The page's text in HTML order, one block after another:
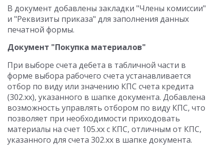
В документ добавлены закладки "Члены комиссии"
и "Реквизиты приказа" для заполнения данных
печатной формы.
Документ "Покупка материалов"
При выборе счета дебета в табличной части в
форме выбора рабочего счета устанавливается
отбор по виду или значению КПС счета кредита
(302.хх), указанного в шапке документа. Добавлена
возможность управлять отбором по виду КПС, что
позволяет при необходимости приходовать
материалы на счет 105.хх с КПС, отличным от КПС,
указанного для счета 302.хх в шапке документа.